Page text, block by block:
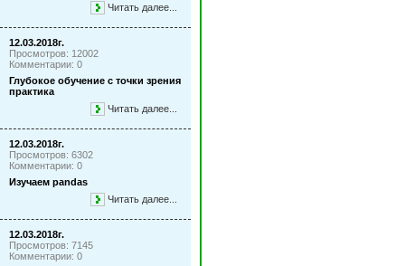
Читать далее...
12.03.2018г.
Просмотров: 12002
Комментарии: 0
Глубокое обучение с точки зрения
практика
Читать далее...
12.03.2018г.
Просмотров: 6302
Комментарии: 0
Изучаем pandas
Читать далее...
12.03.2018г.
Просмотров: 7145
Комментарии: 0